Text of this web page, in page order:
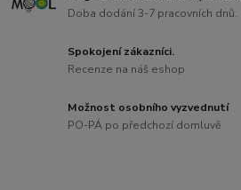
Doba dodání 3-7 pracovních dnů.
Spokojení zákazníci.
Recenze na náš eshop
Možnost osobního vyzvednutí
PO-PÁ po předchozí domluvě